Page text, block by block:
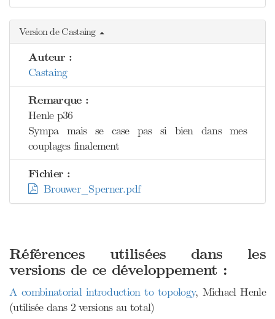
Version de Castaing
Auteur :
Castaing
Remarque :
Henle p36
Sympa mais se case pas si bien dans mes
couplages finalement
Fichier :
Brouwer_Sperner.pdf
Références utilisées dans les
versions de ce développement :
A combinatorial introduction to topology, Michael Henle
(utilisée dans 2 versions au total)